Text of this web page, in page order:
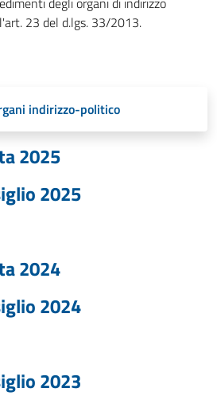
23 del d.lgs. 33/2013.
indirizzo-politico
2025
2025
2024
2024
2023